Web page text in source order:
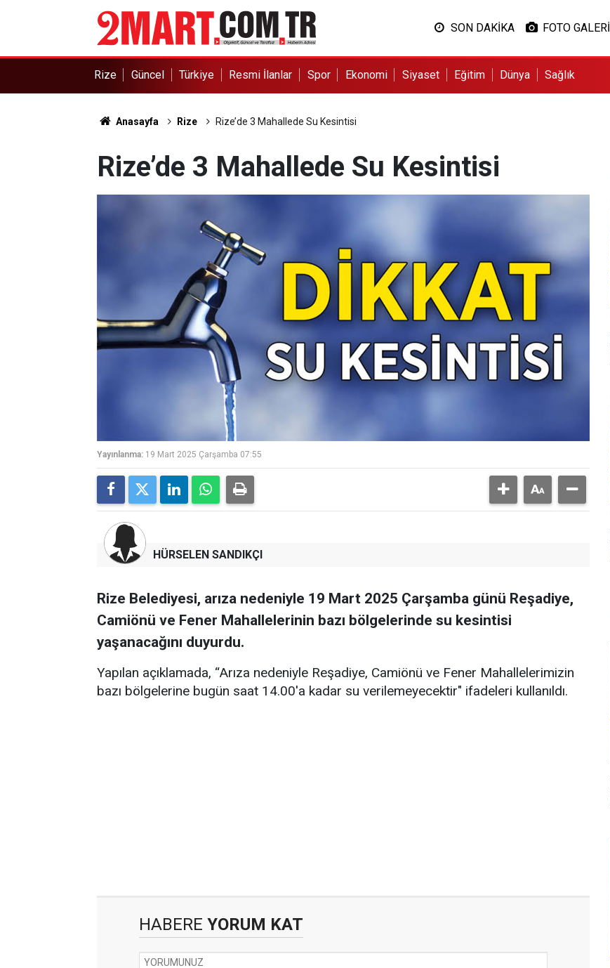
SON DAKİKA FOTO GALERİ
Rize Güncel Türkiye Resmi İlanlar Spor Ekonomi Siyaset Eğitim Dünya Sağlık
Anasayfa Rize Rize’de 3 Mahallede Su Kesintisi
Rize’de 3 Mahallede Su Kesintisi
Yayınlanma: 19 Mart 2025 Çarşamba 07:55
HÜRSELEN SANDIKÇI
Rize Belediyesi, arıza nedeniyle 19 Mart 2025 Çarşamba günü Reşadiye,
Camiönü ve Fener Mahallelerinin bazı bölgelerinde su kesintisi
yaşanacağını duyurdu.
Yapılan açıklamada, “Arıza nedeniyle Reşadiye, Camiönü ve Fener Mahallelerimizin
bazı bölgelerine bugün saat 14.00'a kadar su verilemeyecektir" ifadeleri kullanıldı.
HABERE YORUM KAT